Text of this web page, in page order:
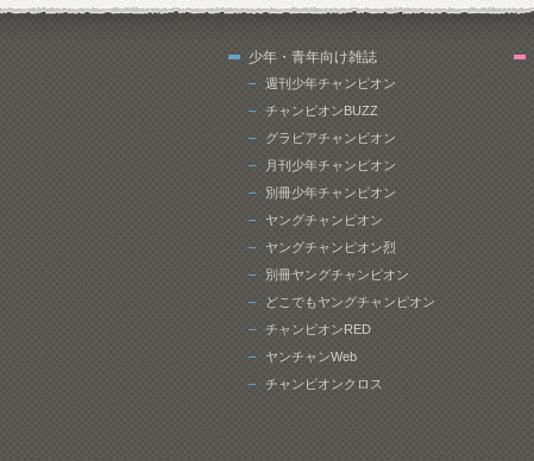
少年・青年向け雑誌
週刊少年チャンピオン
チャンピオンBUZZ
グラビアチャンピオン
月刊少年チャンピオン
別冊少年チャンピオン
ヤングチャンピオン
ヤングチャンピオン烈
別冊ヤングチャンピオン
どこでもヤングチャンピオン
チャンピオンRED
ヤンチャンWeb
チャンピオンクロス